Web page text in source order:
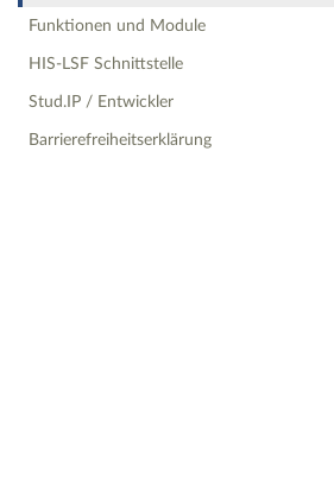
Funktionen und Module
HIS-LSF Schnittstelle
Stud.IP / Entwickler
Barrierefreiheitserklärung